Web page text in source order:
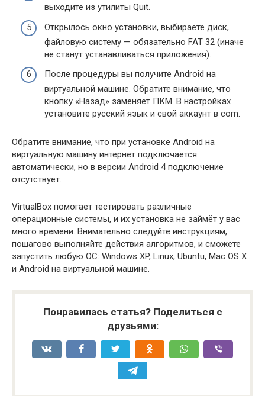
выходите из утилиты Quit.
Открылось окно установки, выбираете диск,
файловую систему — обязательно FAT 32 (иначе
не станут устанавливаться приложения).
После процедуры вы получите Android на
виртуальной машине. Обратите внимание, что
кнопку «Назад» заменяет ПКМ. В настройках
установите русский язык и свой аккаунт в com.
Обратите внимание, что при установке Android на
виртуальную машину интернет подключается
автоматически, но в версии Android 4 подключение
отсутствует.
VirtualBox помогает тестировать различные
операционные системы, и их установка не займёт у вас
много времени. Внимательно следуйте инструкциям,
пошагово выполняйте действия алгоритмов, и сможете
запустить любую ОС: Windows XP, Linux, Ubuntu, Mac OS X
и Android на виртуальной машине.
Понравилась статья? Поделиться с
друзьями: